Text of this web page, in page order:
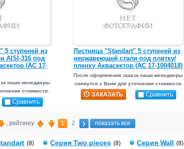
5 ступеней из
AISI-316 под
(АС 17-
наши менеджеры
стоимости.
Сравнить
Лестница "Standart" 5 ступеней из
нержавеющей стали под плитку/
пленку Аквасектор (АС 17-1004018)
После оформления заказа наши менеджеры
свяжутся с Вами для уточнения стоимости.
ЗАКАЗАТЬ Сравнить
, рейтингу 1 2 показать все
(8) Серия Two pieces (8) Серия Wall (8)